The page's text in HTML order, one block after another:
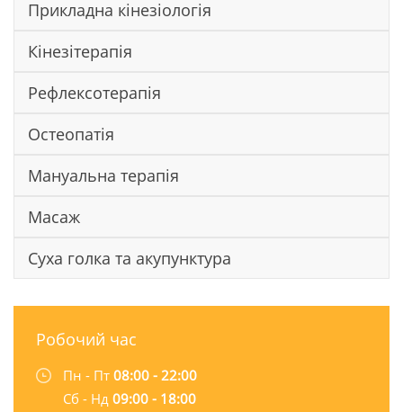
Прикладна кінезіологія
Кінезітерапія
Рефлексотерапія
Остеопатія
Мануальна терапія
Масаж
Суха голка та акупунктура
Робочий час
Пн - Пт 08:00 - 22:00
Сб - Нд 09:00 - 18:00